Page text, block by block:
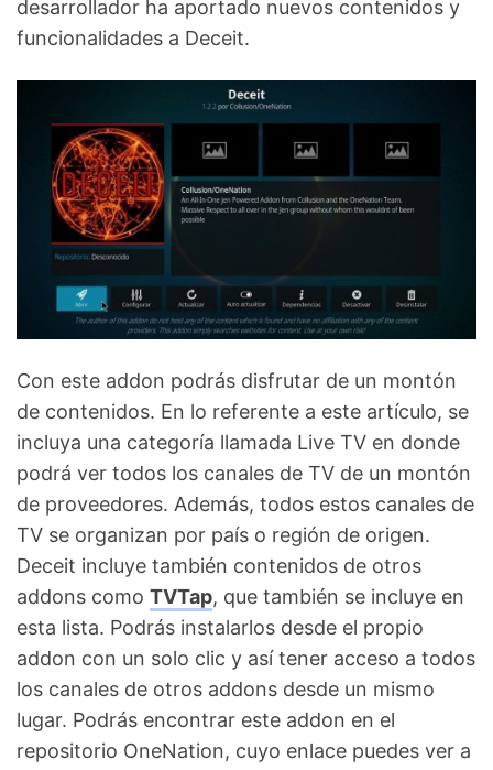
desarrollador ha aportado nuevos contenidos y
funcionalidades a Deceit.
Con este addon podrás disfrutar de un montón
de contenidos. En lo referente a este artículo, se
incluya una categoría llamada Live TV en donde
podrá ver todos los canales de TV de un montón
de proveedores. Además, todos estos canales de
TV se organizan por país o región de origen.
Deceit incluye también contenidos de otros
addons como TVTap, que también se incluye en
esta lista. Podrás instalarlos desde el propio
addon con un solo clic y así tener acceso a todos
los canales de otros addons desde un mismo
lugar. Podrás encontrar este addon en el
repositorio OneNation, cuyo enlace puedes ver a